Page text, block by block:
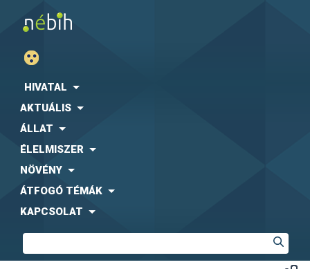
HIVATAL
AKTUÁLIS
ÁLLAT
ÉLELMISZER
NÖVÉNY
ÁTFOGÓ TÉMÁK
KAPCSOLAT